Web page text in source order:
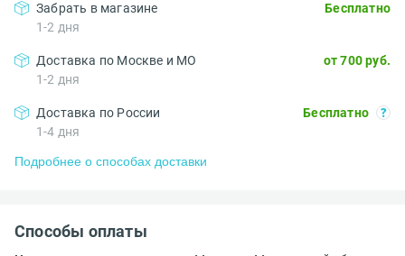
Забрать в магазине
1-2 дня
Бесплатно
Доставка по Москве и МО
1-2 дня
от 700 руб.
Доставка по России
1-4 дня
Бесплатно
Подробнее о способах доставки
Способы оплаты